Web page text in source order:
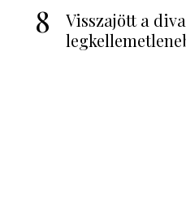
8
Visszajött a